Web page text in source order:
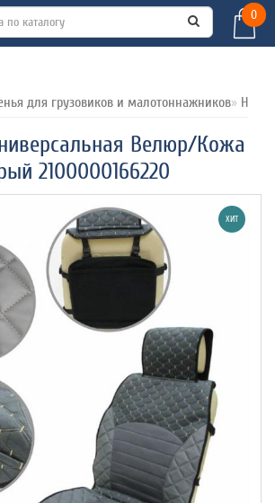
0
для грузовиков и малотоннажников
Велюр/Кожа
2100000166220
ХИТ